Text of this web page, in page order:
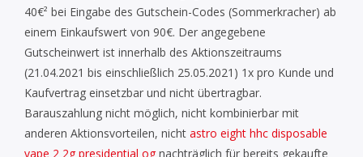
40€² bei Eingabe des Gutschein-Codes (Sommerkracher) ab
einem Einkaufswert von 90€. Der angegebene
Gutscheinwert ist innerhalb des Aktionszeitraums
(21.04.2021 bis einschließlich 25.05.2021) 1x pro Kunde und
Kaufvertrag einsetzbar und nicht übertragbar.
Barauszahlung nicht möglich, nicht kombinierbar mit
anderen Aktionsvorteilen, nicht astro eight hhc disposable
vape 2 2g presidential ognachträglich für bereits gekaufte